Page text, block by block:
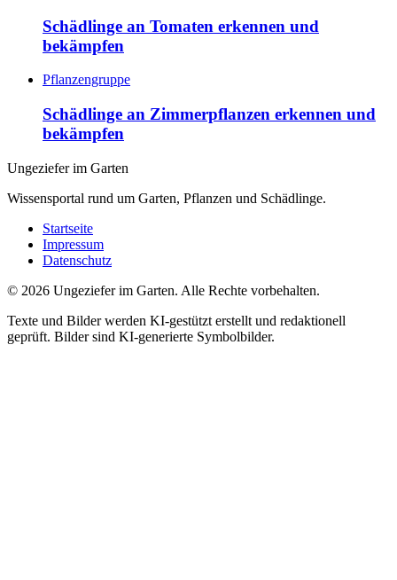
Schädlinge an Tomaten erkennen und
bekämpfen
Pflanzengruppe
Schädlinge an Zimmerpflanzen erkennen und
bekämpfen
Ungeziefer im Garten
Wissensportal rund um Garten, Pflanzen und Schädlinge.
Startseite
Impressum
Datenschutz
© 2026 Ungeziefer im Garten. Alle Rechte vorbehalten.
Texte und Bilder werden KI-gestützt erstellt und redaktionell
geprüft. Bilder sind KI-generierte Symbolbilder.